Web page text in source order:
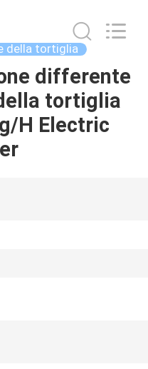
della tortiglia
differente
tortiglia
H Electric